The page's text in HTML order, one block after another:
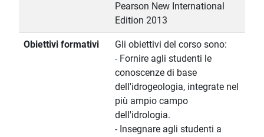
Pearson New International
Edition 2013
Obiettivi formativi
Gli obiettivi del corso sono:
- Fornire agli studenti le
conoscenze di base
dell'idrogeologia, integrate nel
più ampio campo
dell'idrologia.
- Insegnare agli studenti a